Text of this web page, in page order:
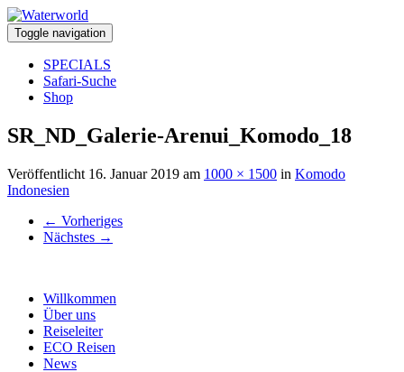
Toggle navigation
SPECIALS
Safari-Suche
Shop
SR_ND_Galerie-Arenui_Komodo_18
Veröffentlicht 16. Januar 2019 am 1000 × 1500 in Komodo
Indonesien
← Vorheriges
Nächstes →
Willkommen
Über uns
Reiseleiter
ECO Reisen
News